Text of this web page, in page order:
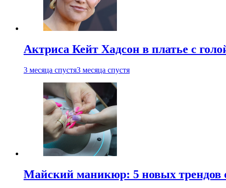
Актриса Кейт Хадсон в платье с
3 месяца спустя3 месяца спустя
Майский маникюр: 5 новых трендов